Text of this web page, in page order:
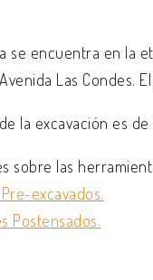
se encuentra en la
Las Condes.
la excavación es
sobre las
excavados.
Postensados.